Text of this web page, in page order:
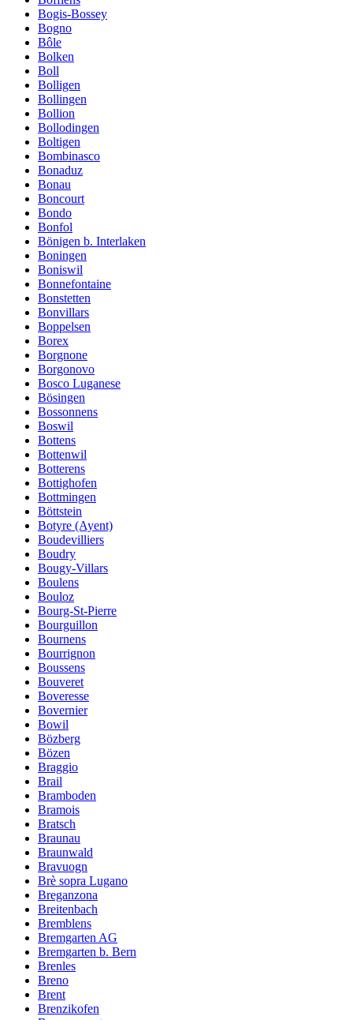
Bogis-Bossey
Bogno
Bôle
Bolken
Boll
Bolligen
Bollingen
Bollion
Bollodingen
Boltigen
Bombinasco
Bonaduz
Bonau
Boncourt
Bondo
Bonfol
Bönigen b. Interlaken
Boningen
Boniswil
Bonnefontaine
Bonstetten
Bonvillars
Boppelsen
Borex
Borgnone
Borgonovo
Bosco Luganese
Bösingen
Bossonnens
Boswil
Bottens
Bottenwil
Botterens
Bottighofen
Bottmingen
Böttstein
Botyre (Ayent)
Boudevilliers
Boudry
Bougy-Villars
Boulens
Bouloz
Bourg-St-Pierre
Bourguillon
Bournens
Bourrignon
Boussens
Bouveret
Boveresse
Bovernier
Bowil
Bözberg
Bözen
Braggio
Brail
Bramboden
Bramois
Bratsch
Braunau
Braunwald
Bravuogn
Brè sopra Lugano
Breganzona
Breitenbach
Bremblens
Bremgarten AG
Bremgarten b. Bern
Brenles
Breno
Brent
Brenzikofen